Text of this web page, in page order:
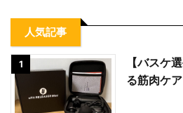
人気記事
1
【バスケ
る筋肉ケ